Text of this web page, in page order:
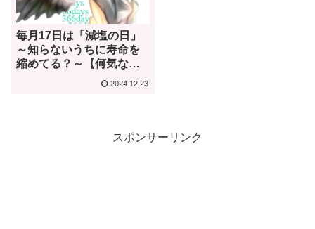
毎月17日は「減塩の日」
～知らないうちに寿命を
縮めてる？～【何気ない
今日は何の日？】
2024.12.23
スポンサーリンク